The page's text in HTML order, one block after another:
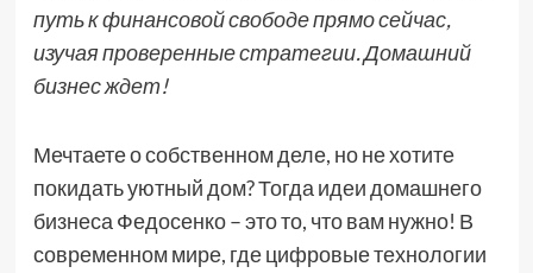
путь к финансовой свободе прямо сейчас,
изучая проверенные стратегии. Домашний
бизнес ждет!
Мечтаете о собственном деле, но не хотите
покидать уютный дом? Тогда идеи домашнего
бизнеса Федосенко – это то, что вам нужно! В
современном мире, где цифровые технологии